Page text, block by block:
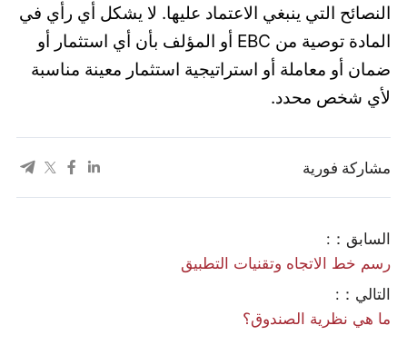
النصائح التي ينبغي الاعتماد عليها. لا يشكل أي رأي في
المادة توصية من EBC أو المؤلف بأن أي استثمار أو
ضمان أو معاملة أو استراتيجية استثمار معينة مناسبة
لأي شخص محدد.
مشاركة فورية
السابق：:
رسم خط الاتجاه وتقنيات التطبيق
التالي：:
ما هي نظرية الصندوق؟